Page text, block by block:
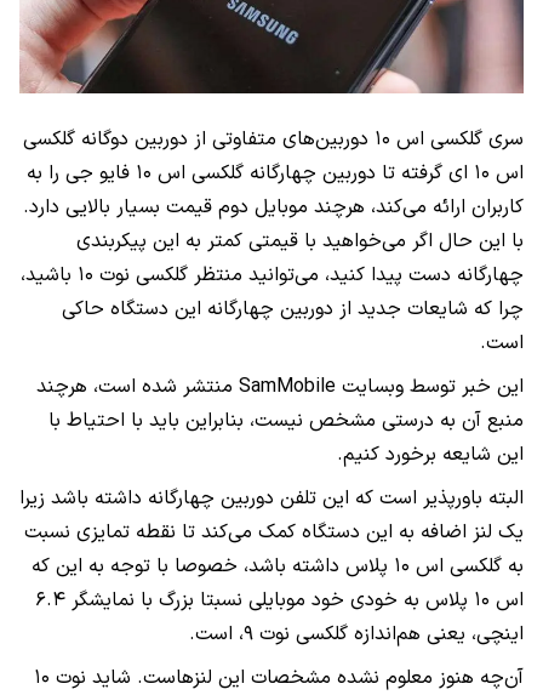
سری گلکسی اس ۱۰ دوربین‌های متفاوتی از دوربین دوگانه گلکسی
اس ۱۰ ای گرفته تا دوربین چهارگانه گلکسی اس ۱۰ فایو جی را به
کاربران ارائه می‌کند، هرچند موبایل دوم قیمت بسیار بالایی دارد.
با این حال اگر می‌خواهید با قیمتی کمتر به این پیکربندی
چهارگانه دست پیدا کنید، می‌توانید منتظر گلکسی نوت ۱۰ باشید،
چرا که شایعات جدید از دوربین چهارگانه این دستگاه حاکی
است.
این خبر توسط وبسایت SamMobile منتشر شده است، هرچند
منبع آن به درستی مشخص نیست، بنابراین باید با احتیاط با
این شایعه برخورد کنیم.
البته باورپذیر است که این تلفن دوربین چهارگانه داشته باشد زیرا
یک لنز اضافه به این دستگاه کمک می‌کند تا نقطه تمایزی نسبت
به گلکسی اس ۱۰ پلاس داشته باشد، خصوصا با توجه به این که
اس ۱۰ پلاس به خودی خود موبایلی نسبتا بزرگ با نمایشگر ۶.۴
اینچی، یعنی هم‌اندازه گلکسی نوت ۹، است.
آن‌چه هنوز معلوم نشده مشخصات این لنزهاست. شاید نوت ۱۰